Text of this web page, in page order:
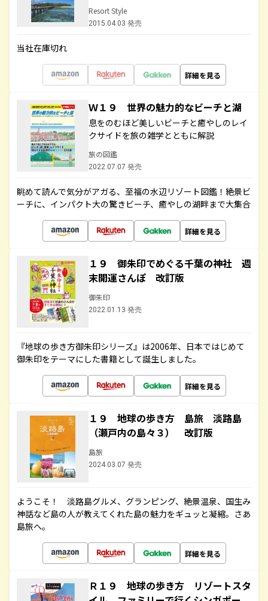
Resort Style
2015.04.03 発売
当社在庫切れ
詳細を見る
Ｗ１９ 世界の魅力的なビーチと湖
息をのむほど美しいビーチと癒やしのレイ
クサイドを旅の雑学とともに解説
旅の図鑑
2022.07.07 発売
眺めて読んで気分がアガる、至福の水辺リゾート図鑑！絶景ビ
ーチに、インパクト大の驚きビーチ、癒やしの湖畔まで大集合
詳細を見る
１９ 御朱印でめぐる千葉の神社 週
末開運さんぽ 改訂版
御朱印
2022.01.13 発売
『地球の歩き方御朱印シリーズ』は2006年、日本ではじめて
御朱印をテーマにした書籍として誕生しました。
詳細を見る
１９ 地球の歩き方 島旅 淡路島
（瀬戸内の島々３） 改訂版
島旅
2024.03.07 発売
ようこそ！ 淡路島グルメ、グランピング、絶景温泉、国生み
神話など島の人が教えてくれた島の魅力をギュッと凝縮。さあ
島旅へ。
詳細を見る
Ｒ１９ 地球の歩き方 リゾートスタ